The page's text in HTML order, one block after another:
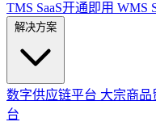
TMS SaaS开通即用 WMS
数字供应链平台 大宗商品
台